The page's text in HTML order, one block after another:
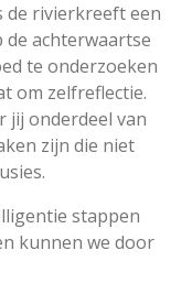
de rivierkreeft een
achterwaartse
te onderzoeken
om zelfreflectie.
jij onderdeel van
zijn die niet
stappen
kunnen we door